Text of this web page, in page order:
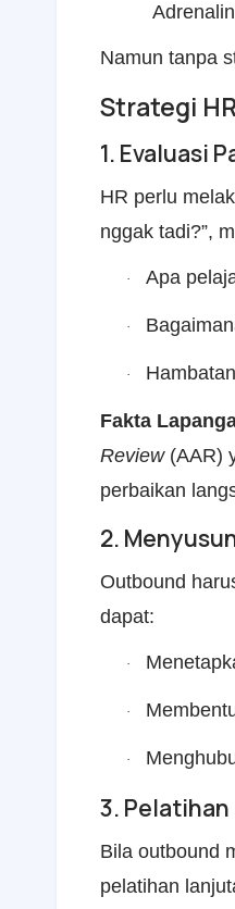
Namun tanpa
Strategi
1. Evaluasi
HR perlu
nggak tadi?”,
· Apa
·
·
Fakta
Review(AAR)
perbaikan
2.
Outbound
dapat:
·
·
·
3.
Bila outbound
pelatihan